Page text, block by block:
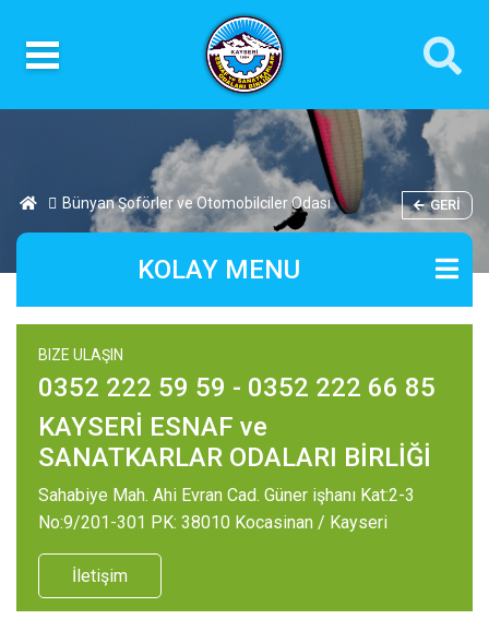
Bünyan Şoförler ve Otomobilciler Odası GERI
KOLAY MENU
BIZE ULAŞIN
0352 222 59 59 - 0352 222 66 85
KAYSERİ ESNAF ve
SANATKARLAR ODALARI BİRLİĞİ
Sahabiye Mah. Ahi Evran Cad. Güner işhanı Kat:2-3
No:9/201-301 PK: 38010 Kocasinan / Kayseri
İletişim